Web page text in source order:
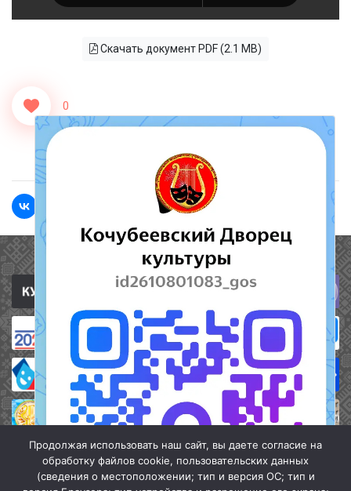
Скачать документ PDF (2.1 MB)
0
Полезные ссылки
Продолжая использовать наш сайт, вы даете согласие на
обработку файлов cookie, пользовательских данных
(сведения о местоположении; тип и версия ОС; тип и